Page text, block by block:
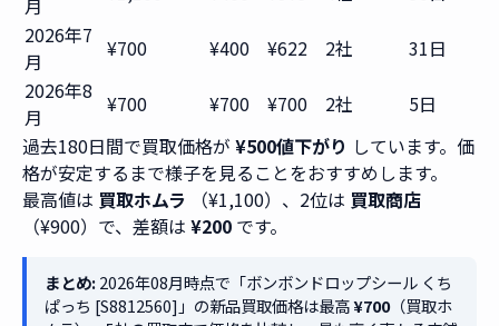
月
2026年7
月
¥700 ¥400 ¥622 2社
31日
2026年8
月
¥700 ¥700 ¥700 2社
5日
過去180日間で買取価格が ¥500値下がり しています。価
格が安定するまで様子を見ることをおすすめします。
最高値は 買取ホムラ （¥1,100）、2位は 買取商店
（¥900）で、差額は ¥200 です。
まとめ:2026年08月時点で「ボンボンドロップシール くち
ぱっち [S8812560]」の新品買取価格は最高¥700（買取ホ